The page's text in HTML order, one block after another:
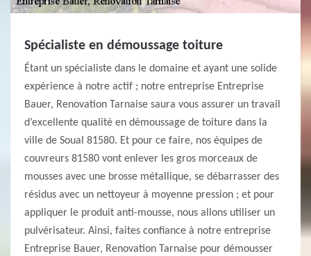
Spécialiste en démoussage toiture
Étant un spécialiste dans le domaine et ayant une solide
expérience à notre actif ; notre entreprise Entreprise
Bauer, Renovation Tarnaise saura vous assurer un travail
d’excellente qualité en démoussage de toiture dans la
ville de Soual 81580. Et pour ce faire, nos équipes de
couvreurs 81580 vont enlever les gros morceaux de
mousses avec une brosse métallique, se débarrasser des
résidus avec un nettoyeur à moyenne pression ; et pour
appliquer le produit anti-mousse, nous allons utiliser un
pulvérisateur. Ainsi, faites confiance à notre entreprise
Entreprise Bauer, Renovation Tarnaise pour démousser